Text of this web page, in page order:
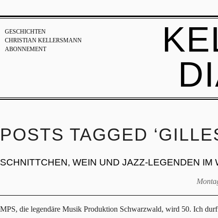
GESCHICHTEN
CHRISTIAN KELLERSMANN
ABONNEMENT
POSTS TAGGED
SCHNITTCHEN, WEIN UND JAZZ-LEGENDEN IM
MPS, die legendäre Musik Produktion Schwarzwald, wird 50. Ich